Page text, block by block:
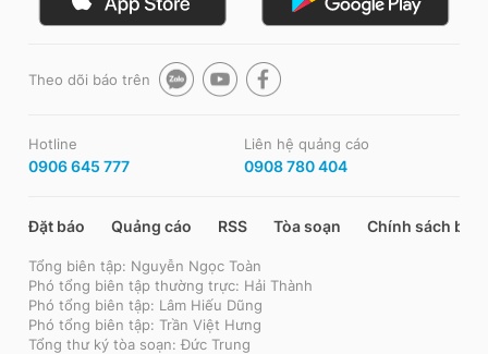
Theo dõi báo trên
Hotline
0906 645 777
Liên hệ quảng cáo
0908 780 404
Đặt báo Quảng cáo RSS Tòa soạn Chính sách bảo
Tổng biên tập: Nguyễn Ngọc Toàn
Phó tổng biên tập thường trực: Hải Thành
Phó tổng biên tập: Lâm Hiếu Dũng
Phó tổng biên tập: Trần Việt Hưng
Tổng thư ký tòa soạn: Đức Trung